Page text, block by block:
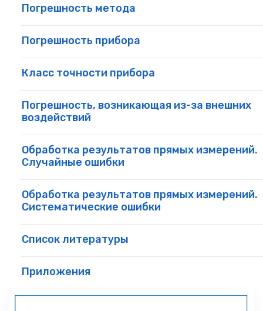
Погрешность метода
Погрешность прибора
Класс точности прибора
Погрешность, возникающая из-за внешних
воздействий
Обработка результатов прямых измерений.
Случайные ошибки
Обработка результатов прямых измерений.
Систематические ошибки
Список литературы
Приложения